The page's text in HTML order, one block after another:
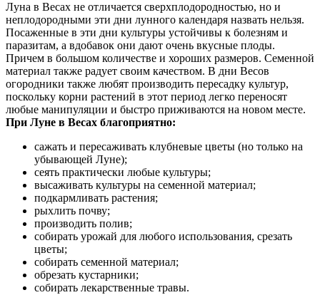
Луна в Весах не отличается сверхплодородностью, но и
неплодородными эти дни лунного календаря назвать нельзя.
Посаженные в эти дни культуры устойчивы к болезням и
паразитам, а вдобавок они дают очень вкусные плоды.
Причем в большом количестве и хороших размеров. Семенной
материал также радует своим качеством. В дни Весов
огородники также любят производить пересадку культур,
поскольку корни растений в этот период легко переносят
любые манипуляции и быстро приживаются на новом месте.
При Луне в Весах благоприятно:
сажать и пересаживать клубневые цветы (но только на
убывающей Луне);
сеять практически любые культуры;
высаживать культуры на семенной материал;
подкармливать растения;
рыхлить почву;
производить полив;
собирать урожай для любого использования, срезать
цветы;
собирать семенной материал;
обрезать кустарники;
собирать лекарственные травы.